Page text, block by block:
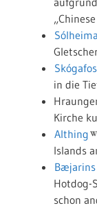
in die
Kirche
Althing
Islands
Bæjarins
Hotdog-
schon